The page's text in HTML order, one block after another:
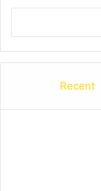
Recent